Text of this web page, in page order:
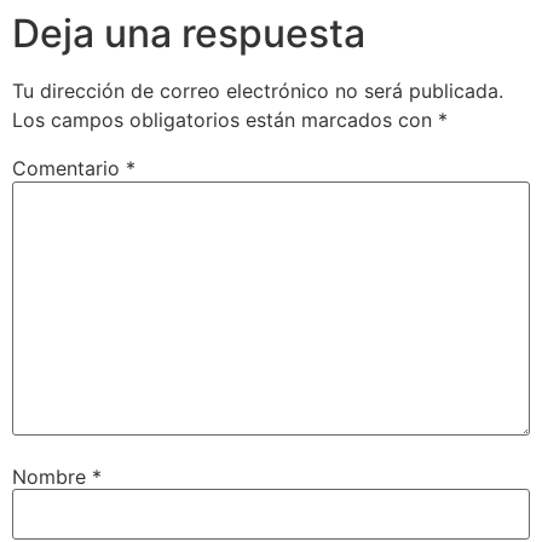
Deja una respuesta
Tu dirección de correo electrónico no será publicada.
Los campos obligatorios están marcados con *
Comentario *
Nombre *